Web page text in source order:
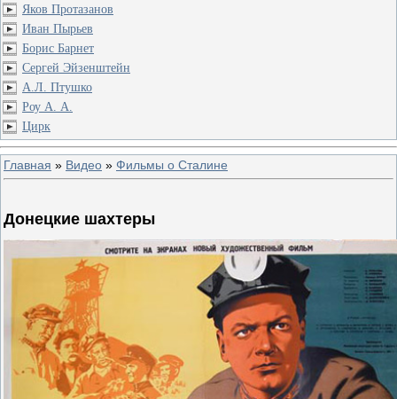
Яков Протазанов
Иван Пырьев
Борис Барнет
Сергей Эйзенштейн
А.Л. Птушко
Роу А. А.
Цирк
Главная » Видео » Фильмы о Сталине
Донецкие шахтеры